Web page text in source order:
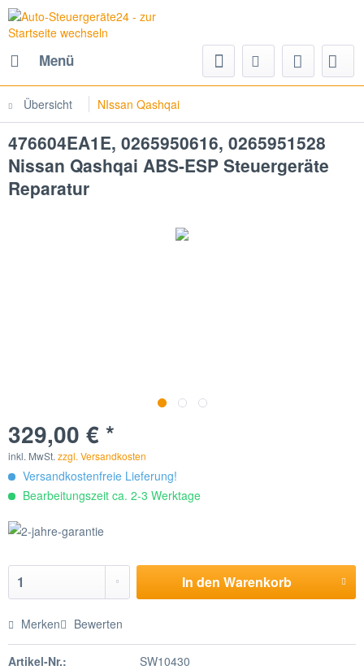
Menü
Übersicht NIssan Qashqai
476604EA1E, 0265950616, 0265951528
Nissan Qashqai ABS-ESP Steuergeräte
Reparatur
329,00 € *
inkl. MwSt. zzgl. Versandkosten
Versandkostenfreie Lieferung!
Bearbeitungszeit ca. 2-3 Werktage
In den Warenkorb
Merken Bewerten
Artikel-Nr.:
SW10430